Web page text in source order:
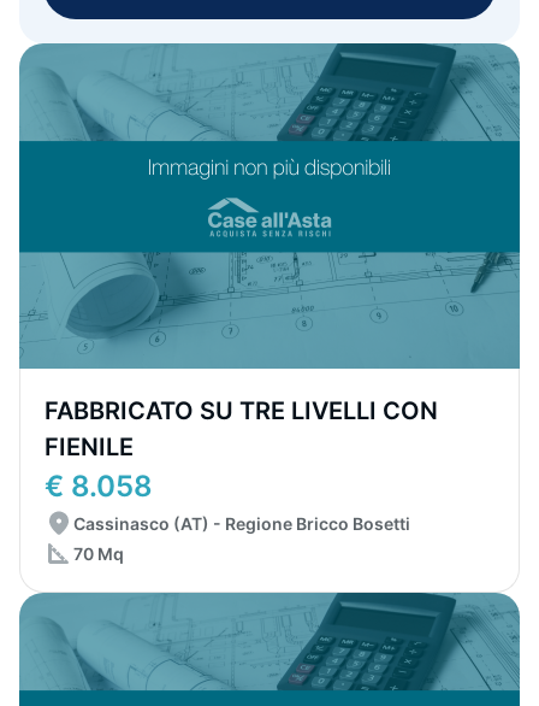
FABBRICATO SU TRE LIVELLI CON
FIENILE
€ 8.058
Cassinasco (AT) - Regione Bricco Bosetti
70 Mq